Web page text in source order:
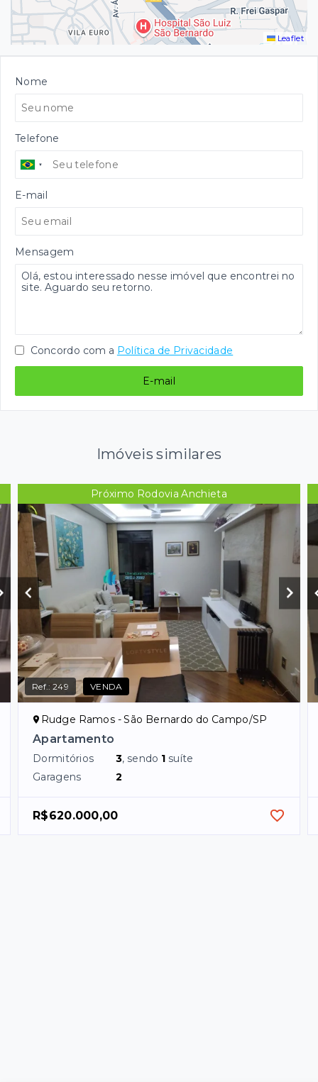
Leaflet
Nome
Telefone
E-mail
Mensagem
Concordo com a Política de Privacidade
E-mail
Imóveis similares
Próximo Rodovia Anchieta
Ref.:249 VENDA
Rudge Ramos - São Bernardo do Campo/SP
Apartamento
Dormitórios 3, sendo 1 suíte
Garagens
2
R$620.000,00